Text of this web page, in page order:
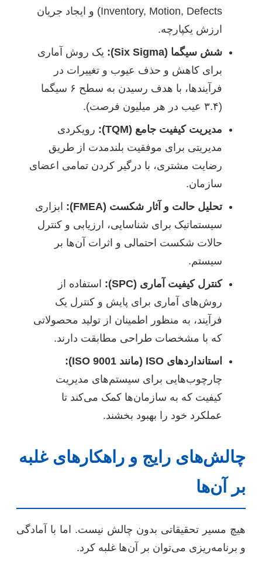
Inventory, Motion, Defects) و ایجاد جریان
ارزش یکپارچه.
شش سیگما (Six Sigma):
یک روش آماری
برای کاهش و حذف عیوب و تغییرات در
فرآیندها، با هدف رسیدن به سطح ۶ سیگما
(۳.۴ عیب در هر میلیون فرصت).
مدیریت کیفیت جامع (TQM):
رویکردی
مدیریتی برای موفقیت بلندمدت از طریق
رضایت مشتری، با درگیر کردن تمامی اعضای
سازمان.
تحلیل حالت و آثار شکست (FMEA):
ابزاری
سیستماتیک برای شناسایی، ارزیابی و کنترل
حالات شکست احتمالی و اثرات آن‌ها بر
سیستم.
کنترل کیفیت آماری (SPC):
استفاده از
روش‌های آماری برای پایش و کنترل یک
فرآیند، به منظور اطمینان از تولید محصولاتی
که با مشخصات طراحی مطابقت دارند.
استانداردهای ISO (مانند ISO 9001):
چارچوب‌هایی برای سیستم‌های مدیریت
کیفیت که به سازمان‌ها کمک می‌کند تا
عملکرد خود را بهبود بخشند.
چالش‌های رایج و راهکارهای غلبه
بر آن‌ها
هیچ مسیر تحقیقاتی بدون چالش نیست. اما با آمادگی
و برنامه‌ریزی می‌توان بر آن‌ها غلبه کرد.